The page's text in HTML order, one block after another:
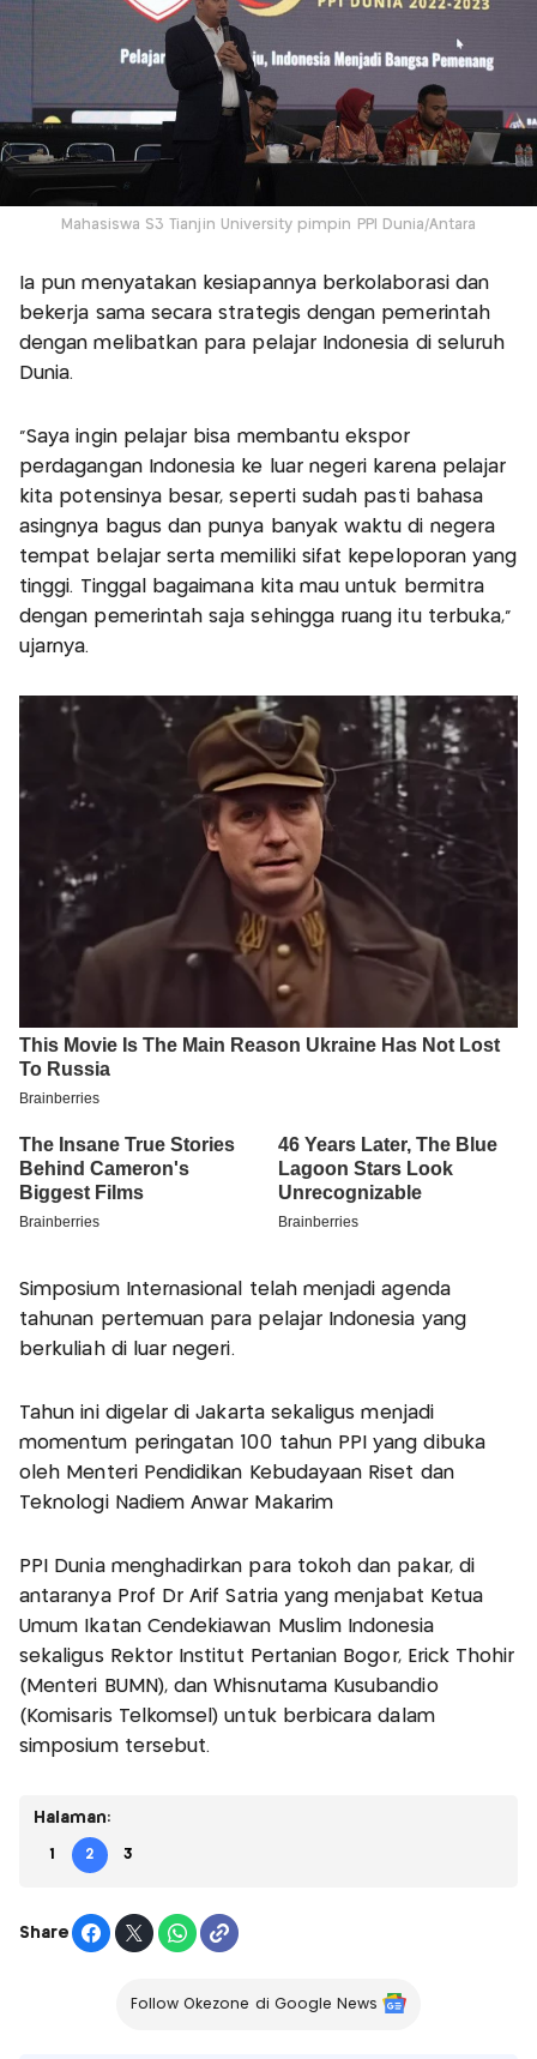
Mahasiswa S3 Tianjin University pimpin PPI Dunia/Antara
Ia pun menyatakan kesiapannya berkolaborasi dan
bekerja sama secara strategis dengan pemerintah
dengan melibatkan para pelajar Indonesia di seluruh
Dunia.
"Saya ingin pelajar bisa membantu ekspor
perdagangan Indonesia ke luar negeri karena pelajar
kita potensinya besar, seperti sudah pasti bahasa
asingnya bagus dan punya banyak waktu di negera
tempat belajar serta memiliki sifat kepeloporan yang
tinggi. Tinggal bagaimana kita mau untuk bermitra
dengan pemerintah saja sehingga ruang itu terbuka,"
ujarnya.
Simposium Internasional telah menjadi agenda
tahunan pertemuan para pelajar Indonesia yang
berkuliah di luar negeri.
Tahun ini digelar di Jakarta sekaligus menjadi
momentum peringatan 100 tahun PPI yang dibuka
oleh Menteri Pendidikan Kebudayaan Riset dan
Teknologi Nadiem Anwar Makarim
PPI Dunia menghadirkan para tokoh dan pakar, di
antaranya Prof Dr Arif Satria yang menjabat Ketua
Umum Ikatan Cendekiawan Muslim Indonesia
sekaligus Rektor Institut Pertanian Bogor, Erick Thohir
(Menteri BUMN), dan Whisnutama Kusubandio
(Komisaris Telkomsel) untuk berbicara dalam
simposium tersebut.
Halaman:
1 2 3
Share
Follow Okezone di Google News